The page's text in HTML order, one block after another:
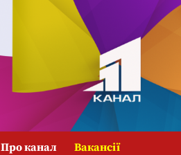
Про канал Вакансії